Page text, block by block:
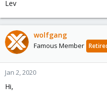
Lev
wolfgang
Famous Member
Jan 2, 2020
Hi,